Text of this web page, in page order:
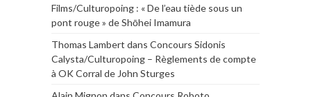
Films/Culturopoing : « De l’eau tiède sous un
pont rouge » de Shōhei Imamura
Thomas Lambert dans Concours Sidonis
Calysta/Culturopoing – Règlements de compte
à OK Corral de John Sturges